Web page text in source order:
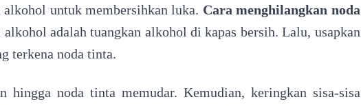
untuk membersihkan luka. Cara menghilangkan noda
alkohol adalah tuangkan alkohol di kapas bersih. Lalu, usapkan
terkena noda tinta.
hingga noda tinta memudar. Kemudian, keringkan sisa-sisa